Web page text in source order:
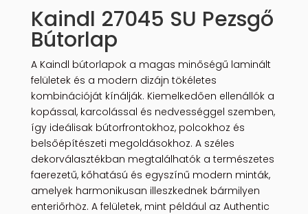
Kaindl 27045 SU Pezsgő
Bútorlap
A Kaindl bútorlapok a magas minőségű laminált
felületek és a modern dizájn tökéletes
kombinációját kínálják. Kiemelkedően ellenállók a
kopással, karcolással és nedvességgel szemben,
így ideálisak bútorfrontokhoz, polcokhoz és
belsőépítészeti megoldásokhoz. A széles
dekorválasztékban megtalálhatók a természetes
faerezetű, kőhatású és egyszínű modern minták,
amelyek harmonikusan illeszkednek bármilyen
enteriőrhöz. A felületek, mint például az Authentic